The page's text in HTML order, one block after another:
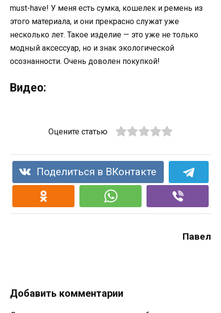
must-have! У меня есть сумка, кошелек и ремень из
этого материала, и они прекрасно служат уже
несколько лет. Такое изделие — это уже не только
модный аксессуар, но и знак экологической
осознанности. Очень доволен покупкой!
Видео:
Оцените статью
Поделиться в ВКонтакте
Павел
Добавить комментарии